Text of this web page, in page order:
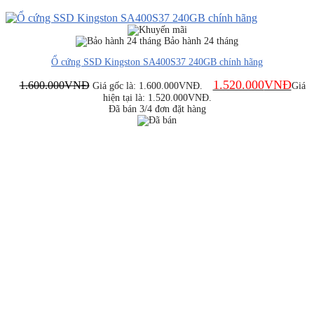
Bảo hành 24 tháng
Ổ cứng SSD Kingston SA400S37 240GB chính hãng
1.600.000VNĐ Giá gốc là: 1.600.000VNĐ. 1.520.000VNĐGiá
hiện tại là: 1.520.000VNĐ.
Đã bán 3/4 đơn đặt hàng